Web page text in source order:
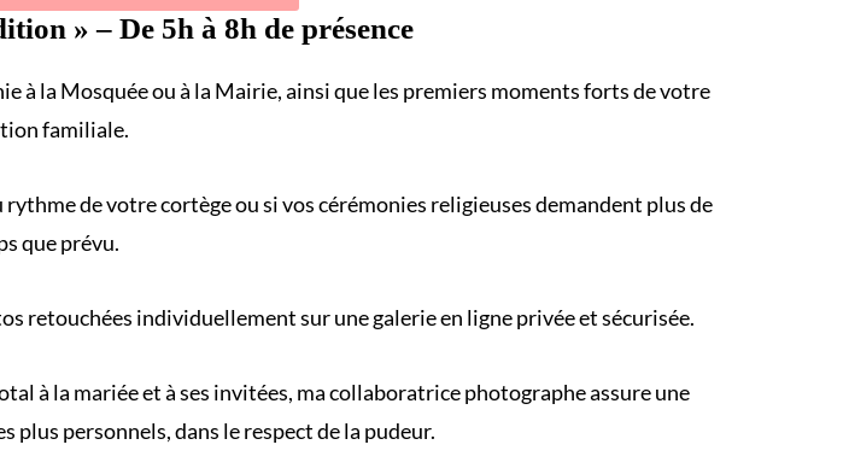
» – De 5h à 8h de présence
à la Mosquéeou à la Mairie, ainsi que les premiers moments forts de votre
familiale.
rythme de votrecortègeou si vos cérémonies religieuses demandent plus de
que prévu.
retouchées individuellement sur une galerie en ligne privée et sécurisée.
à la mariée et à ses invitées, ma collaboratrice photographe assure une
plus personnels, dans le respect de la pudeur.